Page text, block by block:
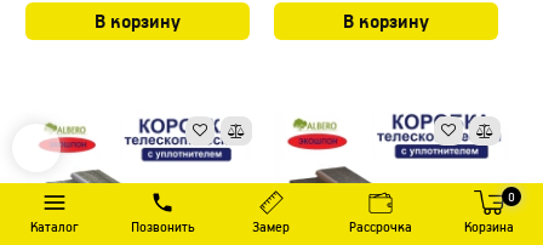
Каталог Позвонить Замер Рассрочка
0
Корзина
В корзину В корзину